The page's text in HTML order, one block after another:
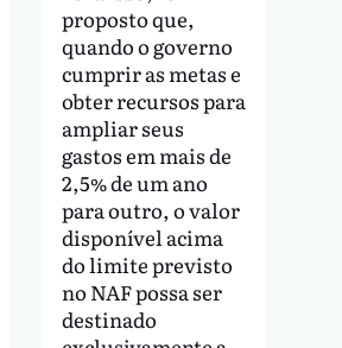
proposto que,
quando o governo
cumprir as metas e
obter recursos para
ampliar seus
gastos em mais de
2,5% de um ano
para outro, o valor
disponível acima
do limite previsto
no NAF possa ser
destinado